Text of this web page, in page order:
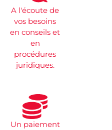
A l'écoute de
vos besoins
en conseils et
en
procédures
juridiques.
Un paiement